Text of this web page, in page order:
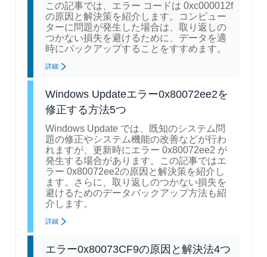
この記事では、エラー コードは 0xc000012f
の原因と解決策を紹介します。コンピュー
ターに問題が発生した場合は、取り返しの
つかない損失を避けるために、データを適
時にバックアップすることをすすめます。
詳細
Windows Updateエラー0x80072ee2を
修正する方法5つ
Windows Update では、既知のシステム問
題の修正やシステム機能の改善などが行わ
れますが、更新時にエラー 0x80072ee2 が
発生する場合があります。この記事ではエ
ラー 0x80072ee2の原因と解決策を紹介し
ます。さらに、取り返しのつかない損失を
避けるためのデータバックアップ方法も紹
介します。
詳細
エラー0x80073CF9の原因と解決法4つ